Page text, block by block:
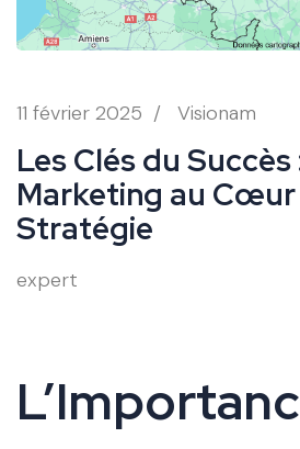
11 février 2025 / Visionam
Les Clés du Succès
Marketing au
Stratégie
expert